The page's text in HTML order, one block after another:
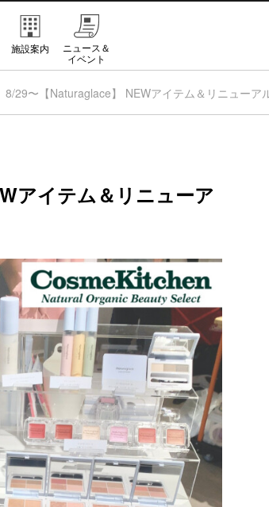
施設案内
ニュース＆
イベント
8/29〜【Naturaglace】 NEWアイテム＆リニューア
アイテム＆リニューア